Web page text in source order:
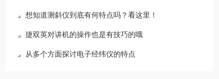
想知道测斜仪到底有何特点吗？看这里！
捷双英对讲机的操作也是有技巧的哦
从多个方面探讨电子经纬仪的特点